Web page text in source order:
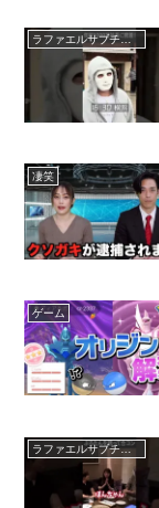
ラファエルサブチャンネル
凄笑
ゲーム
ラファエルサブチャンネル